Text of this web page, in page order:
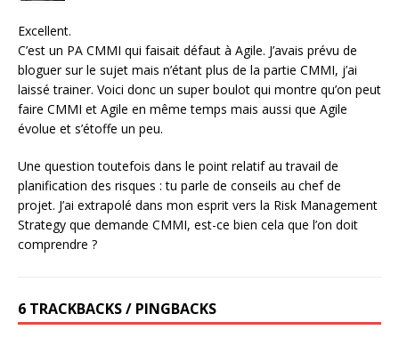
Excellent.
C’est un PA CMMI qui faisait défaut à Agile. J’avais prévu de
bloguer sur le sujet mais n’étant plus de la partie CMMI, j’ai
laissé trainer. Voici donc un super boulot qui montre qu’on peut
faire CMMI et Agile en même temps mais aussi que Agile
évolue et s’étoffe un peu.
Une question toutefois dans le point relatif au travail de
planification des risques : tu parle de conseils au chef de
projet. J’ai extrapolé dans mon esprit vers la Risk Management
Strategy que demande CMMI, est-ce bien cela que l’on doit
comprendre ?
6 TRACKBACKS / PINGBACKS